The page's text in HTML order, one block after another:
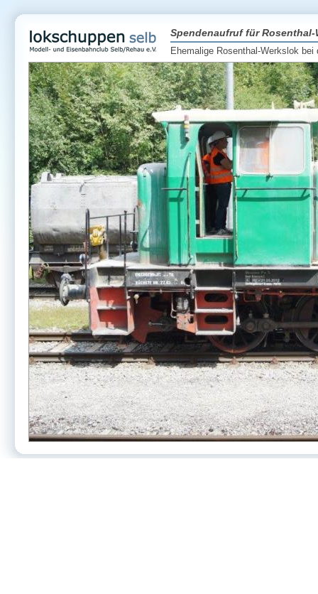
Spendenaufruf für Rosenthal-
Ehemalige Rosenthal-Werkslok bei